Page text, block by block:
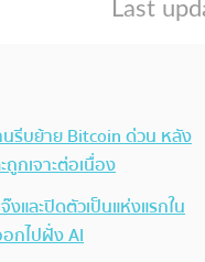
นรีบย้าย Bitcoin ด่วน หลัง
กเจาะต่อเนื่อง
และปิดตัวเป็นแห่งแรกใน
กไปฝั่ง AI